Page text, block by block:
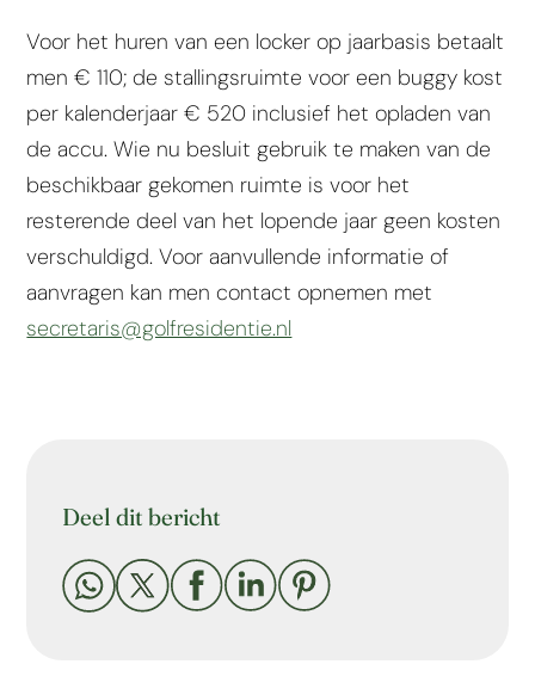
Voor het huren van een locker op jaarbasis betaalt
men € 110; de stallingsruimte voor een buggy kost
per kalenderjaar € 520 inclusief het opladen van
de accu. Wie nu besluit gebruik te maken van de
beschikbaar gekomen ruimte is voor het
resterende deel van het lopende jaar geen kosten
verschuldigd. Voor aanvullende informatie of
aanvragen kan men contact opnemen met
secretaris@golfresidentie.nl
Deel dit bericht
    